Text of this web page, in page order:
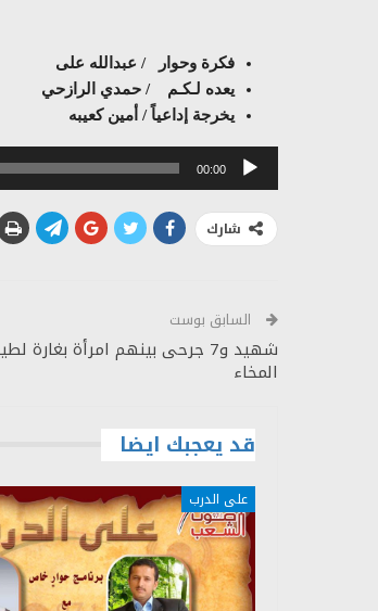
فكرة وحوار / عبدالله على
يعده لـكـم / حمدي الرازحي
يخرجة إداعياً / أمين كعيبه
مشغل
00:00
شارك
السابق بوست
شهيد و7 جرحى بينهم امرأة
المخاء
قد يعجبك ايضا
على الدرب